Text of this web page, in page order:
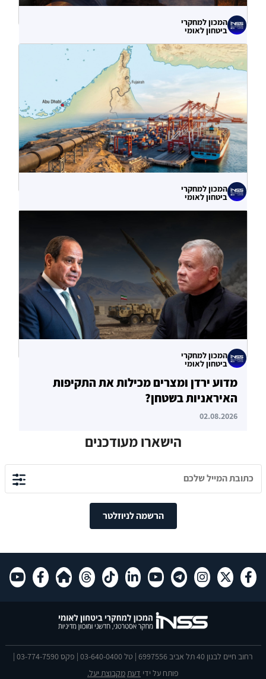
המכון למחקרי
ביטחון לאומי
לא רק הנזק המיידי: מה מלמדות תקיפות
הסייבר נגד תשתיות המים בארצות הברית?
המכון למחקרי
ביטחון לאומי
עוקף הורמוז? ההימור האסטרטגי הבעייתי
04.08.2026
המכון למחקרי
ביטחון לאומי
מדוע ירדן ומצרים מכילות את התקיפות
האיראניות בשטחן?
02.08.2026
הישארו מעודכנים
הרשמה לניוזלטר
רחוב חיים לבנון 40 תל אביב 6997556 | טל 03-640-0400 | פקס 03-774-7590 |
פותח על ידי דעתמקבוצת יעל.